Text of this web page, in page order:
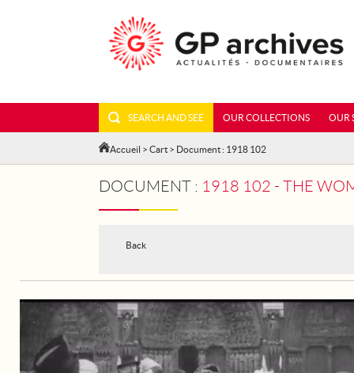
SEARCH AND SEE OUR COLLECTIONS OUR
Accueil > Cart > Document : 1918 102
DOCUMENT : 1918 102 - THE
Back